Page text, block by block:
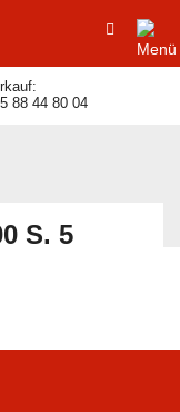
88 44 80 04
S. 5